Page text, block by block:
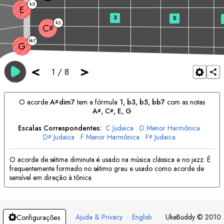
< 1 / 8 >
G bb7
C#
b3
E b5
3 5
O acordeA#dim7tem a fórmula 1, b3, b5, bb7com as notas
A#, C#, E, G
Escalas Correspondentes: C Judaica D Menor Harmônica
D# Judaica F Menor Harmônica F# Judaica
G Menor Harmônica A Judaica B Menor Harmônica
O acorde de sétima diminuta é usado na música clássica e no jazz. É
frequentemente formado no sétimo grau e usado como acorde de
sensível em direção à tônica.
Configurações · Ajuda & Privacy · English UkeBuddy © 2010